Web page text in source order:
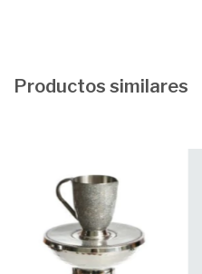
Productos similares